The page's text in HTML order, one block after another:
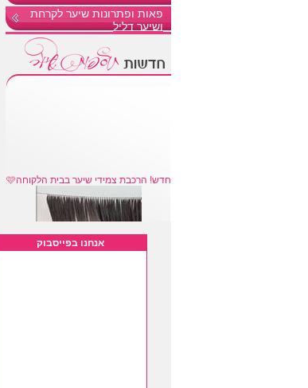
פאות ופתרונות שיער לקרחת
ושיער דליל
חדש! הרכבת צמידי שיער בבית הלקוחה🩷
אנחנו בפייסבוק